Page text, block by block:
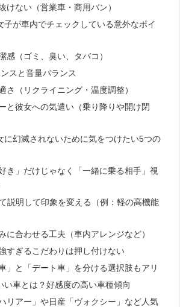
けない（営業車・商用バン）
子が車内でチェックしている意外なポイ
感（ゴミ、臭い、タバコ）
スと音量バランス
さ（リクライニング・温度調整）
と彼女への気遣い（乗り降りや開け閉
に幻滅されないために気をつけたい5つの
き」だけじゃなく「一緒に乗る相手」視
説明して印象を変える（例：軽の高機能
に合わせる工夫（車内アレンジなど）
すぎるこだわりは押し付けない
」と「デート車」を分ける選択肢もアリ
い車とは？好感度の高い車種傾向
リアー」や日産「ヴォクシー」など人気